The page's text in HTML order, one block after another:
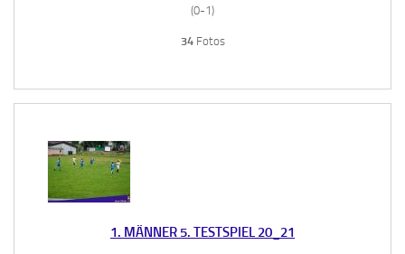
(0-1)
34Fotos
1. MÄNNER 5. TESTSPIEL 20_21